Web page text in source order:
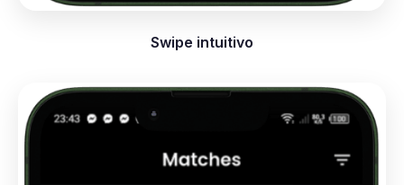
Swipe intuitivo